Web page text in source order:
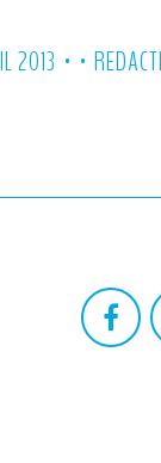
2013 • •